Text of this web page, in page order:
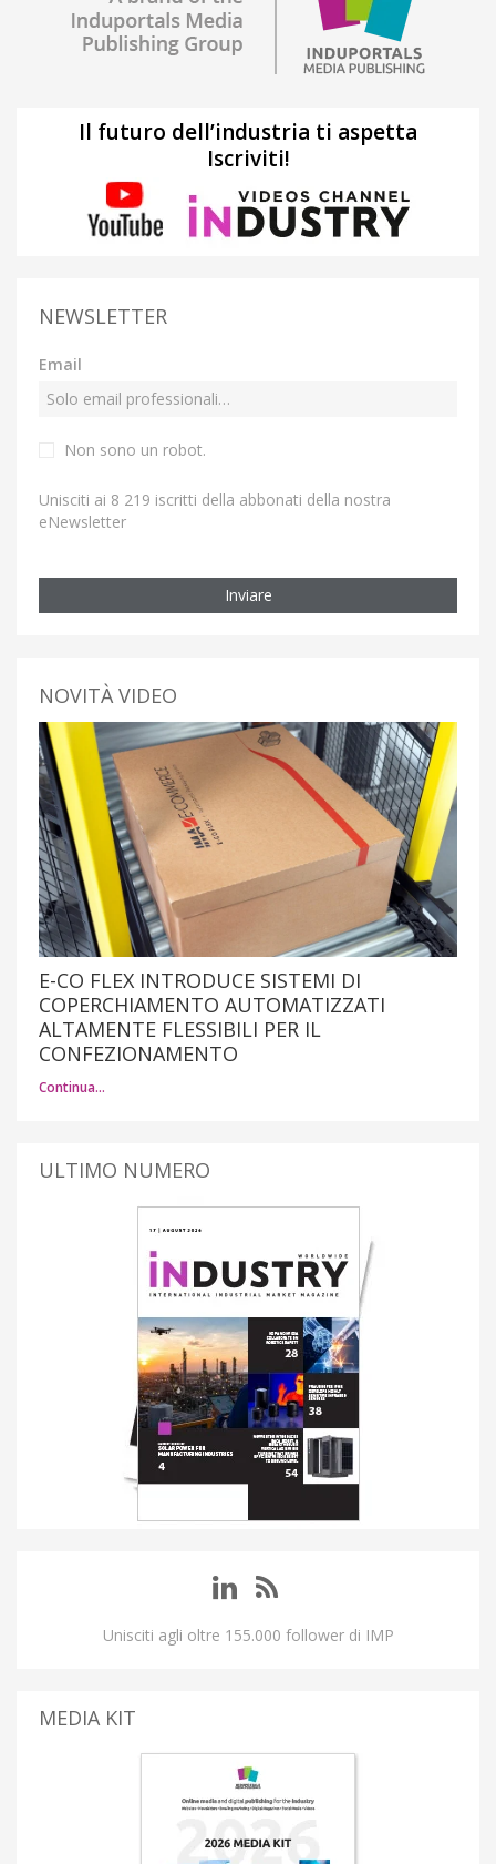
Il futuro dell’industria ti aspetta
Iscriviti!
NEWSLETTER
Email
Non sono un robot.
Unisciti ai 8 219 iscritti della abbonati della nostra
eNewsletter
Inviare
NOVITÀ VIDEO
E-CO FLEX INTRODUCE SISTEMI DI
COPERCHIAMENTO AUTOMATIZZATI
ALTAMENTE FLESSIBILI PER IL
CONFEZIONAMENTO
Continua…
ULTIMO NUMERO
Unisciti agli oltre 155.000 follower di IMP
MEDIA KIT